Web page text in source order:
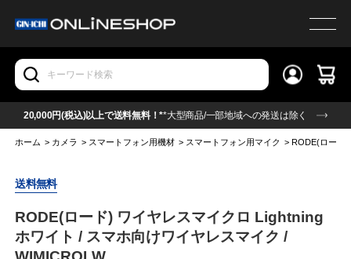
20,000円(税込)以上で送料無料！**大型商品/一部地域への発送は除く
ホーム > カメラ > スマートフォン用機材 > スマートフォン用マイク >RODE(ロード)
送料無料
RODE(ロード) ワイヤレスマイクロ Lightning
ホワイト / スマホ向けワイヤレスマイク /